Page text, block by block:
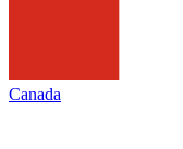
Canada